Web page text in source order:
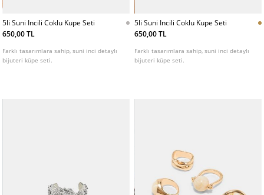
5li Suni Incili Coklu Kupe Seti
650,00 TL
Farklı tasarımlara sahip, suni inci detaylı
bijuteri küpe seti.
5li Suni Incili Coklu Kupe Seti
650,00 TL
Farklı tasarımlara sahip, suni inci detaylı
bijuteri küpe seti.